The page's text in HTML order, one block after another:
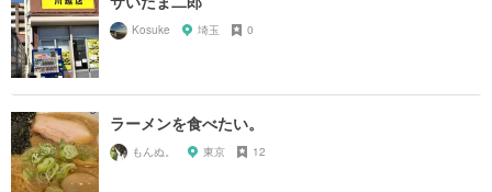
Kosuke 埼玉 0
ラーメンを食べたい。
もんぬ。 東京 12